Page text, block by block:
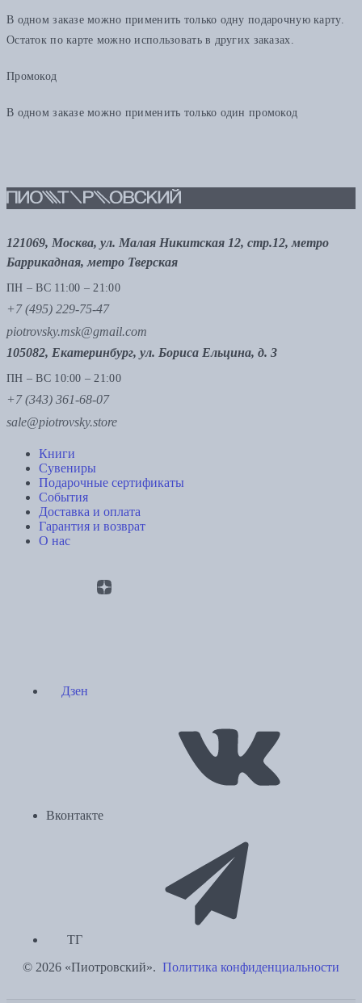
В одном заказе можно применить только одну подарочную карту.
Остаток по карте можно использовать в других заказах.
Промокод
В одном заказе можно применить только один промокод
121069, Москва, ул. Малая Никитская 12, стр.12, метро
Баррикадная, метро Тверская
ПН – ВС 11:00 – 21:00
+7 (495) 229-75-47
piotrovsky.msk@gmail.com
105082, Екатеринбург, ул. Бориса Ельцина, д. 3
ПН – ВС 10:00 – 21:00
+7 (343) 361-68-07
sale@piotrovsky.store
Книги
Сувениры
Подарочные сертификаты
События
Доставка и оплата
Гарантия и возврат
О нас
Дзен
Вконтакте
ТГ
© 2026 «Пиотровский». Политика конфиденциальности